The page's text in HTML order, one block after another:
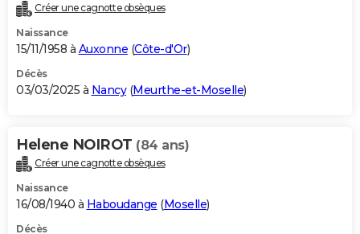
Créer une cagnotte obsèques
Naissance
15/11/1958 à Auxonne (Côte-d'Or)
Décès
03/03/2025 à Nancy(Meurthe-et-Moselle)
Helene NOIROT (84 ans)
Créer une cagnotte obsèques
Naissance
16/08/1940 à Haboudange (Moselle)
Décès